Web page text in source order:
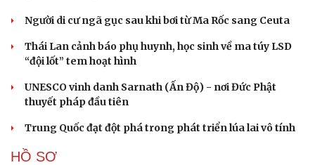
Người di cư ngã gục sau khi bơi từ Ma Rốc sang Ceuta
Thái Lan cảnh báo phụ huynh, học sinh về ma túy LSD
“đội lốt” tem hoạt hình
UNESCO vinh danh Sarnath (Ấn Độ) - nơi Đức Phật
thuyết pháp đầu tiên
Trung Quốc đạt đột phá trong phát triển lúa lai vô tính
HỒ SƠ